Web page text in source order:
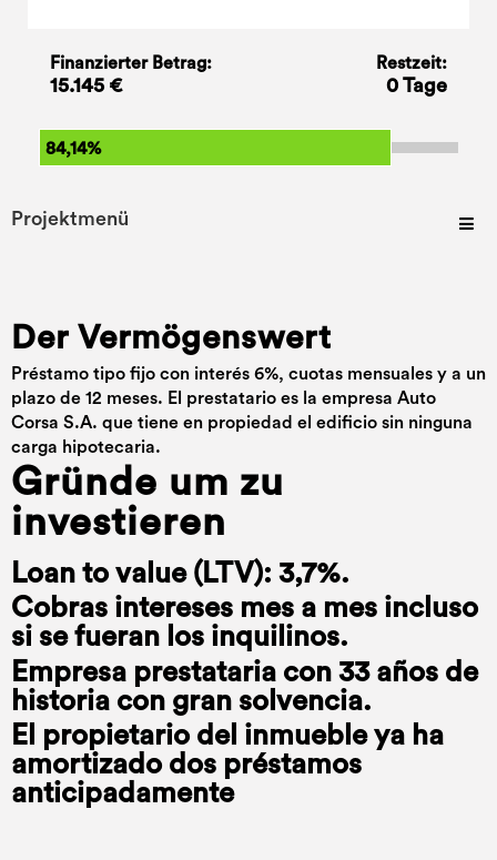
Finanzierter Betrag:
15.145 €
Restzeit:
0 Tage
84,14%
Projektmenü
Der Vermögenswert
Préstamo tipo fijo con interés 6%, cuotas mensuales y a un
plazo de 12 meses. El prestatario es la empresa Auto
Corsa S.A. que tiene en propiedad el edificio sin ninguna
carga hipotecaria.
Gründe um zu
investieren
Loan to value (LTV): 3,7%.
Cobras intereses mes a mes incluso
si se fueran los inquilinos.
Empresa prestataria con 33 años de
historia con gran solvencia.
El propietario del inmueble ya ha
amortizado dos préstamos
anticipadamente